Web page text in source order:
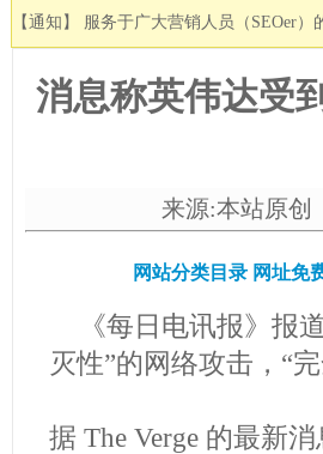
【通知】 服务于广大营销人员（SEOer）
消息称英伟达受
来源:本站原
网站分类目录 网址免
《每日电讯报》报
灭性”的网络攻击，“
据 The Verge 的最新